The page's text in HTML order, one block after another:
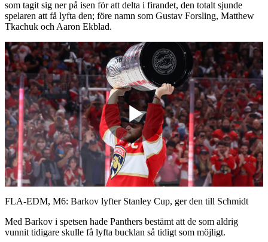
som tagit sig ner på isen för att delta i firandet, den totalt sjunde
spelaren att få lyfta den; före namn som Gustav Forsling, Matthew
Tkachuk och Aaron Ekblad.
Play
Video
FLA-EDM, M6: Barkov lyfter Stanley Cup, ger den till Schmidt
Med Barkov i spetsen hade Panthers bestämt att de som aldrig
vunnit tidigare skulle få lyfta bucklan så tidigt som möjligt.